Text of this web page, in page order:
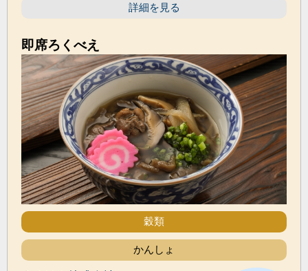
詳細を見る
即席ろくべえ
穀類
かんしょ